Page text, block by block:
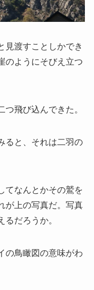
見渡すことしかでき
のようにそびえ立つ
飛び込んできた。
ると、それは二羽の
てなんとかその鷲を
が上の写真だ。写真
だろうか。
の鳥瞰図の意味がわ